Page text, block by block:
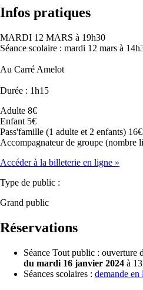
Infos pratiques
MARDI 12 MARS à 19h30
Séance scolaire : mardi 12 mars à
Au Carré Amelot
Durée : 1h15
Adulte 8€
Enfant 5€
Pass'famille (1 adulte et 2 enfants) 16€
Accompagnateur de groupe (nombre
Accéder à la billeterie en ligne »
Type de public :
Grand public
Réservations
Séance Tout public : ouverture
du mardi 16 janvier 2024 à
Séances scolaires : demande